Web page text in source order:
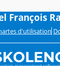
François
d'utilisation